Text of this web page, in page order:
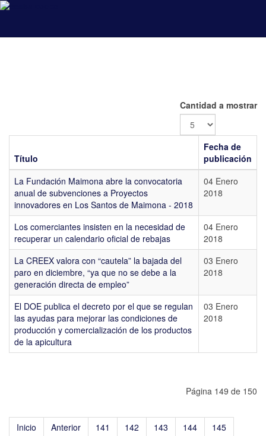
Cantidad a mostrar
Título
Fecha de
publicación
La Fundación Maimona abre la convocatoria
anual de subvenciones a Proyectos
innovadores en Los Santos de Maimona - 2018
04 Enero
2018
Los comerciantes insisten en la necesidad de
recuperar un calendario oficial de rebajas
04 Enero
2018
La CREEX valora con “cautela” la bajada del
paro en diciembre, “ya que no se debe a la
generación directa de empleo”
03 Enero
2018
El DOE publica el decreto por el que se regulan
las ayudas para mejorar las condiciones de
producción y comercialización de los productos
de la apicultura
03 Enero
2018
Página 149 de 150
Inicio Anterior 141 142 143 144
145